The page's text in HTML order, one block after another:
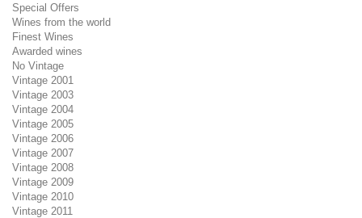
Special Offers
Wines from the world
Finest Wines
Awarded wines
No Vintage
Vintage 2001
Vintage 2003
Vintage 2004
Vintage 2005
Vintage 2006
Vintage 2007
Vintage 2008
Vintage 2009
Vintage 2010
Vintage 2011